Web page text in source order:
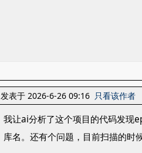
发表于 2026-6-26 09:16 只看该作者
我让ai分析了这个项目的代码发现
库名。还有个问题，目前扫描的时